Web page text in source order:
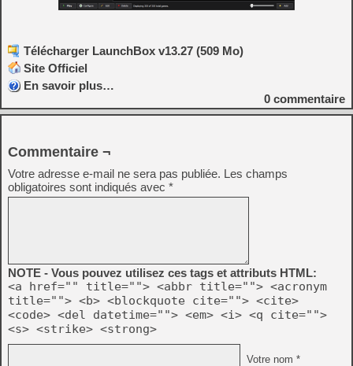
Télécharger LaunchBox v13.27 (509 Mo)
Site Officiel
En savoir plus…
0 commentaire
Commentaire ¬
Votre adresse e-mail ne sera pas publiée. Les champs
obligatoires sont indiqués avec *
NOTE - Vous pouvez utilisez ces tags et attributs HTML:
<a href="" title=""> <abbr title=""> <acronym
title=""> <b> <blockquote cite=""> <cite>
<code> <del datetime=""> <em> <i> <q cite="">
<s> <strike> <strong>
Votre nom *